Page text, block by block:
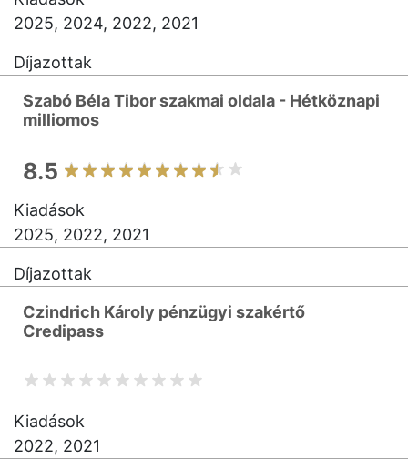
2025, 2024, 2022, 2021
Díjazottak
Szabó Béla Tibor szakmai oldala - Hétköznapi
milliomos
8.5
Kiadások
2025, 2022, 2021
Díjazottak
Czindrich Károly pénzügyi szakértő
Credipass
Kiadások
2022, 2021